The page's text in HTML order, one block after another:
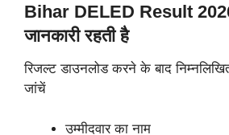
Bihar DELED Result 2026
जानकारी रहती है
रिजल्ट डाउनलोड करने के बाद
जांचें
उम्मीदवार का नाम